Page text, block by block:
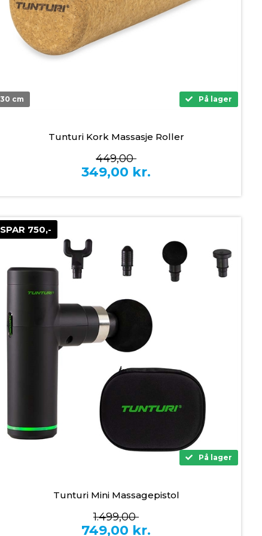
30 cm På lager
Tunturi Kork Massasje Roller
449,00
349,00 kr.
SPAR 750,-
På lager
Tunturi Mini Massagepistol
1.499,00
749,00 kr.